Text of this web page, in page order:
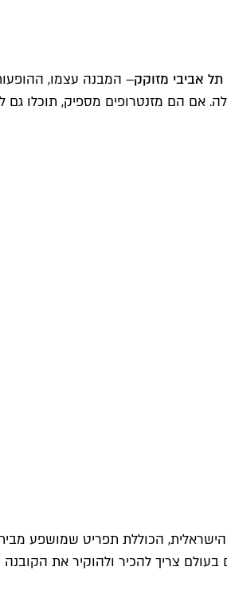
אביבי מזוקק– המבנה עצמו,
הם מזנטרופים מספיק, תוכלו גם
הכוללת תפריט שמושפע
צריך להכיר ולהוקיר את